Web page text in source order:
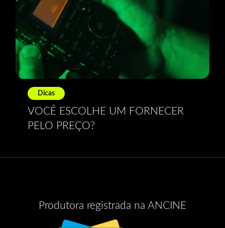
Dicas
VOCÊ ESCOLHE UM FORNECER
PELO PREÇO?
Produtora registrada na ANCINE